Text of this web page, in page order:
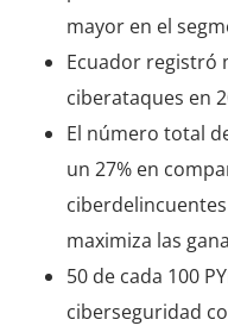
mayor en el
Ecuador registró
ciberataques en
El número total
un 27% en
maximiza las
50 de cada 100
ciberseguridad